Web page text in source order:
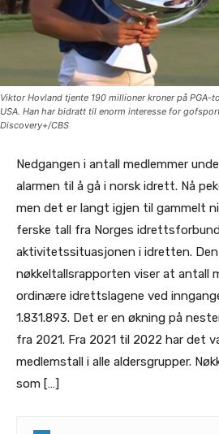
Viktor Hovland tjente 190 millioner kroner på PGA-
USA. Han har bidratt til enorm interesse for
Discovery+/CBS
Nedgangen i antall medlemmer
alarmen til å gå i norsk idrett. Nå
men det er langt igjen til gammelt
ferske tall fra Norges
aktivitetssituasjonen i idretten.
nøkkeltallsrapporten viser at antall
ordinære idrettslagene ved
1.831.893. Det er en økning på
fra 2021. Fra 2021 til 2022 har det
medlemstall i alle aldersgrupper.
som […]